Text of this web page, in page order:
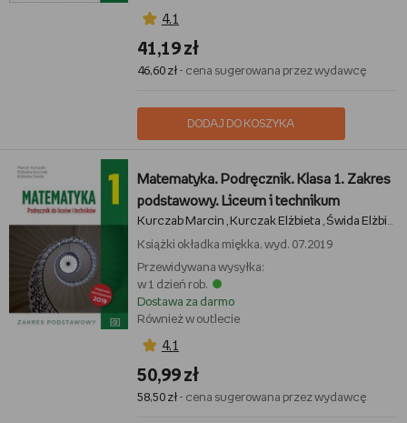
4,1
41,19 zł
46,60 zł- cena sugerowana przez wydawcę
DODAJ DO KOSZYKA
Matematyka. Podręcznik. Klasa 1. Zakres
podstawowy. Liceum i technikum
Kurczab Marcin Kurczak Elżbieta Świda Elżbieta
Książki okładka miękka, wyd. 07.2019
Przewidywana wysyłka:
w 1 dzień rob.
Dostawa za darmo
Również w outlecie
4,1
50,99 zł
58,50 zł- cena sugerowana przez wydawcę